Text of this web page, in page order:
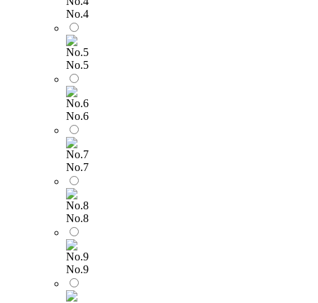
No.4
No.5
No.6
No.7
No.8
No.9